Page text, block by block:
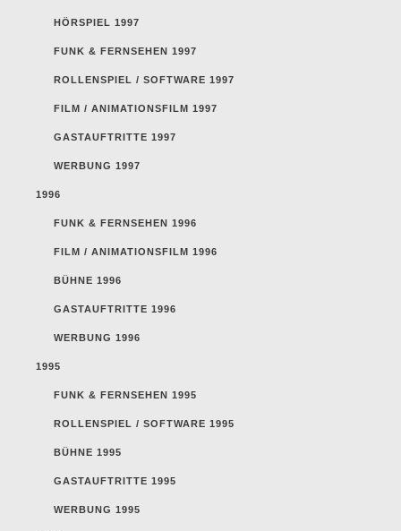
HÖRSPIEL 1997
FUNK & FERNSEHEN 1997
ROLLENSPIEL / SOFTWARE 1997
FILM / ANIMATIONSFILM 1997
GASTAUFTRITTE 1997
WERBUNG 1997
1996
FUNK & FERNSEHEN 1996
FILM / ANIMATIONSFILM 1996
BÜHNE 1996
GASTAUFTRITTE 1996
WERBUNG 1996
1995
FUNK & FERNSEHEN 1995
ROLLENSPIEL / SOFTWARE 1995
BÜHNE 1995
GASTAUFTRITTE 1995
WERBUNG 1995